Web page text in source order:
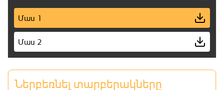
Մաս 1
Մաս 2
Ներբեռնել տարբերակները